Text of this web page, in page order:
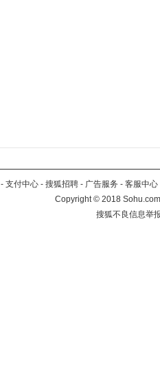
- 支付中心 - 搜狐招聘 - 广告服务 - 客服中心
Copyright©2018
搜狐不良信息举